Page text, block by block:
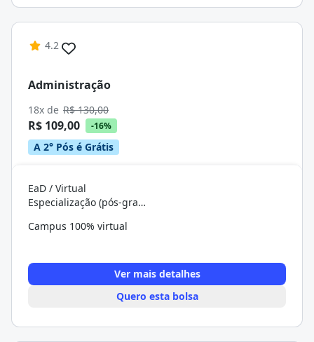
4.2
Administração
18x de R$ 130,00
R$ 109,00 -16%
A 2° Pós é Grátis
EaD / Virtual
Especialização (pós-graduação)
Campus 100% virtual
Ver mais detalhes
Quero esta bolsa